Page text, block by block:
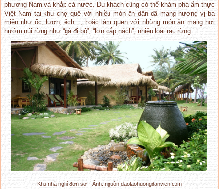
phương Nam và khắp cả nước. Du khách cũng có thể khám phá ẩm thực
Việt Nam tại khu chợ quê với nhiều món ăn dân dã mang hương vị ba
miền như ốc, lươn, ếch..., hoặc làm quen với những món ăn mang hơi
hướm núi rừng như “gà đi bộ”, “lợn cắp nách”, nhiều loại rau rừng...
Khu nhà nghỉ đơn sơ – Ảnh: nguồn daotaohuongdanvien.com